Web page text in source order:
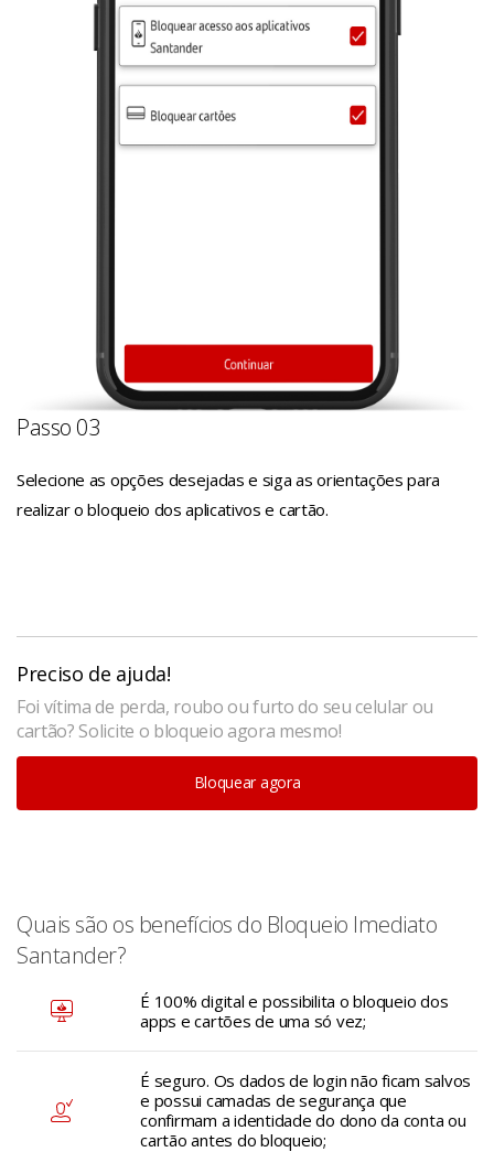
Passo 03
Selecione as opções desejadas e siga as orientações para
realizar o bloqueio dos aplicativos e cartão.
Preciso de ajuda!
Foi vítima de perda, roubo ou furto do seu celular ou
cartão? Solicite o bloqueio agora mesmo!
Bloquear agora
Quais são os benefícios do Bloqueio Imediato
Santander?
É 100% digital e possibilita o bloqueio dos
apps e cartões de uma só vez;
É seguro. Os dados de login não ficam salvos
e possui camadas de segurança que
confirmam a identidade do dono da conta ou
cartão antes do bloqueio;